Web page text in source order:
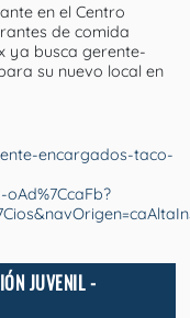
en el Centro
de comida
ya busca gerente-
su nuevo local en
encargados-taco-
JUVENIL -